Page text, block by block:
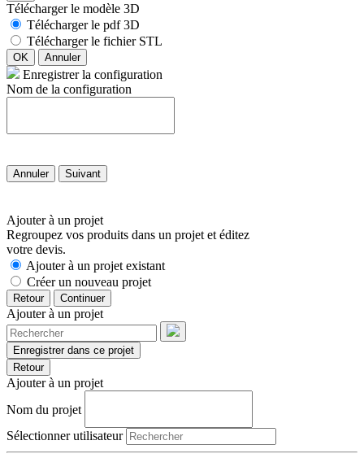
Télécharger le modèle 3D
Télécharger le pdf 3D
Télécharger le fichier STL
OK Annuler
Enregistrer la configuration
Nom de la configuration
Annuler Suivant
Ajouter à un projet
Regroupez vos produits dans un projet et éditez
votre devis.
Ajouter à un projet existant
Créer un nouveau projet
Retour Continuer
Ajouter à un projet
Enregistrer dans ce projet
Retour
Ajouter à un projet
Nom du projet
Sélectionner utilisateur